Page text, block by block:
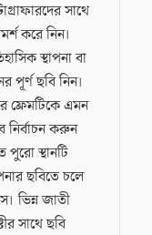
সাথে
করে নিন।
স্থাপনা বা
পূর্ণ ছবি নিন।
ফ্রেমটিকে এমন
নির্বাচন করুন
পুরো স্থানটি
ছবিতে চলে
ভিন্ন জাতী
সাথে ছবি